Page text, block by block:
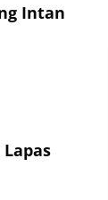
Intan